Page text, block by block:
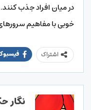
در میان افراد جذب
خوبی با مفاهیم
اشتراک
نگار